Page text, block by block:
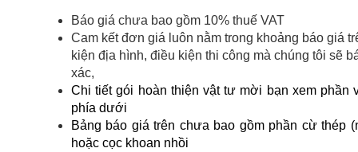
Báo giá chưa bao gồm 10% thuế VAT
Cam kết đơn giá luôn nằm trong khoảng báo giá
kiện địa hình, điều kiện thi công mà chúng tôi sẽ
xác,
Chi tiết gói hoàn thiện vật tư mời bạn xem phần
phía dưới
Bảng báo giá trên chưa bao gồm phần cừ thép
hoặc cọc khoan nhồi